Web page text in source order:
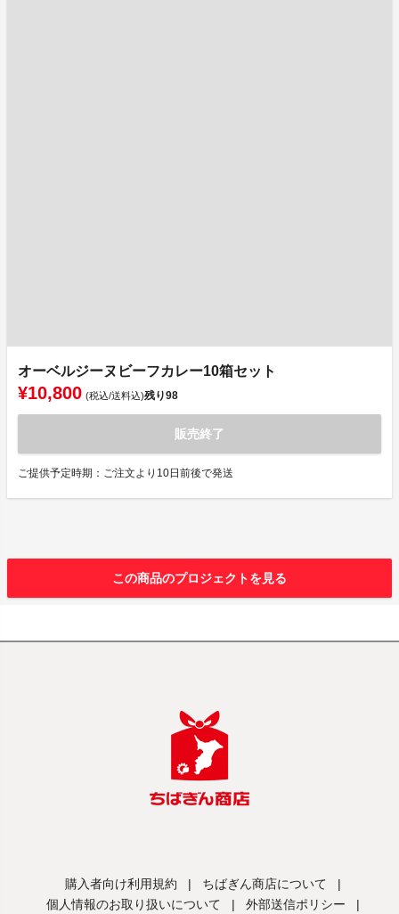
オーベルジーヌビーフカレー10箱セット
¥10,800 (税込/送料込)残り98
販売終了
ご提供予定時期：ご注文より10日前後で発送
この商品のプロジェクトを見る
購入者向け利用規約 | ちばぎん商店について
|
個人情報のお取り扱いについて
| 外部送信ポリシー |